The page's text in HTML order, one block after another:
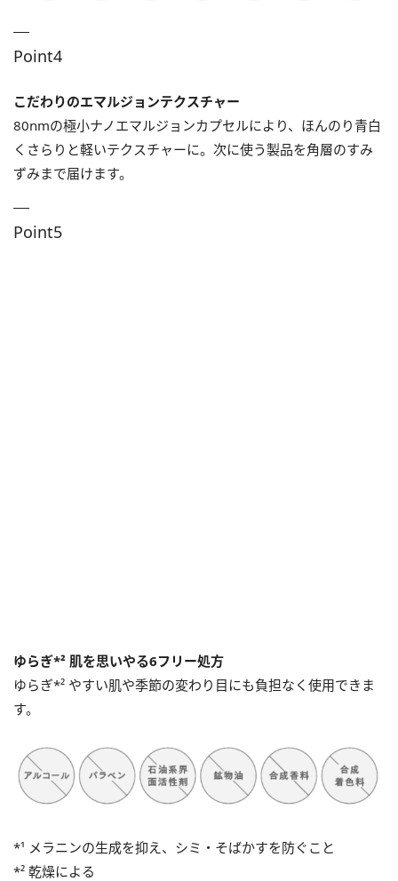
Point4
こだわりのエマルジョンテクスチャー
80nmの極小ナノエマルジョンカプセルにより、ほんのり青白
くさらりと軽いテクスチャーに。次に使う製品を角層のすみ
ずみまで届けます。
Point5
ゆらぎ*² 肌を思いやる6フリー処方
ゆらぎ*² やすい肌や季節の変わり目にも負担なく使用できま
す。
*¹ メラニンの生成を抑え、シミ・そばかすを防ぐこと
*² 乾燥による